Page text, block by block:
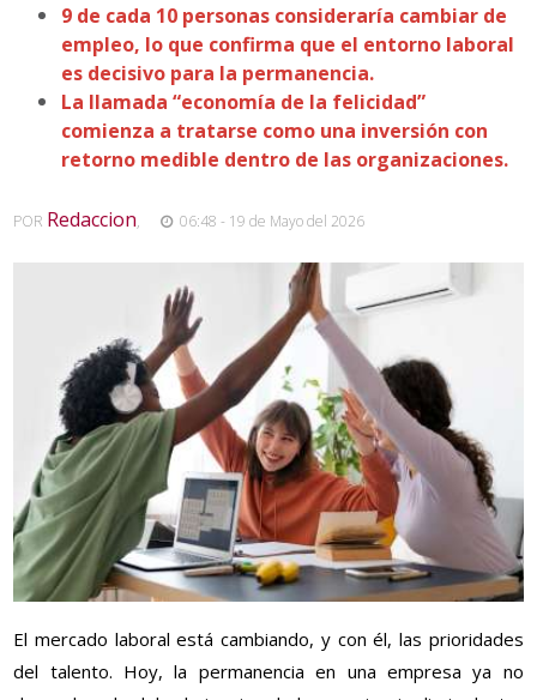
9 de cada 10 personas consideraría cambiar de
empleo, lo que confirma que el entorno laboral
es decisivo para la permanencia.
La llamada “economía de la felicidad”
comienza a tratarse como una inversión con
retorno medible dentro de las organizaciones.
POR Redaccion, 06:48 - 19 de Mayo del 2026
El mercado laboral está cambiando, y con él, las prioridades
del talento. Hoy, la permanencia en una empresa ya no